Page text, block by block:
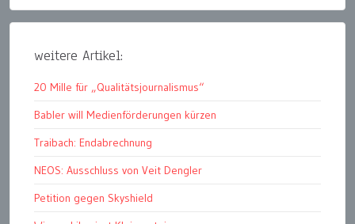
weitere Artikel:
20 Mille für „Qualitätsjournalismus“
Babler will Medienförderungen kürzen
Traibach: Endabrechnung
NEOS: Ausschluss von Veit Dengler
Petition gegen Skyshield